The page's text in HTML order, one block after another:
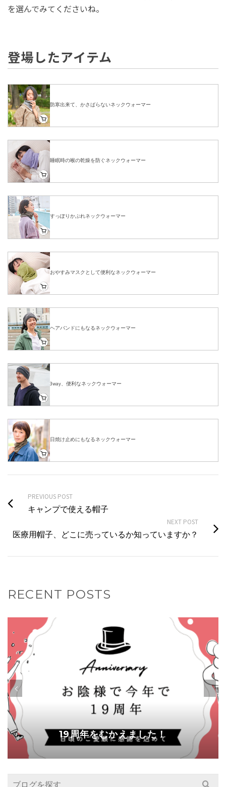
を選んでみてくださいね。
登場したアイテム
防寒出来て、かさばらないネックウォーマー
睡眠時の喉の乾燥を防ぐネックウォーマー
すっぽりかぶれネックウォーマー
おやすみマスクとして便利なネックウォーマー
ヘアバンドにもなるネックウォーマー
3way、便利なネックウォーマー
日焼け止めにもなるネックウォーマー
PREVIOUS POST
キャンプで使える帽子
NEXT POST
医療用帽子、どこに売っているか知っていますか？
RECENT POSTS
19周年をむかえました！
Search